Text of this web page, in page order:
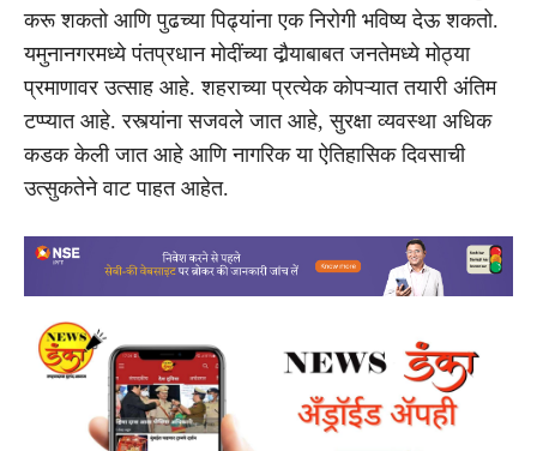
करू शकतो आणि पुढच्या पिढ्यांना एक निरोगी भविष्य देऊ शकतो.
यमुनानगरमध्ये पंतप्रधान मोदींच्या दौर्‍याबाबत जनतेमध्ये मोठ्या
प्रमाणावर उत्साह आहे. शहराच्या प्रत्येक कोपऱ्यात तयारी अंतिम
टप्प्यात आहे. रस्त्यांना सजवले जात आहे, सुरक्षा व्यवस्था अधिक
कडक केली जात आहे आणि नागरिक या ऐतिहासिक दिवसाची
उत्सुकतेने वाट पाहत आहेत.